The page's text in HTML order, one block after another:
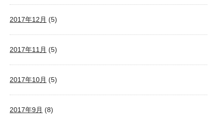
2017年12月 (5)
2017年11月 (5)
2017年10月 (5)
2017年9月 (8)